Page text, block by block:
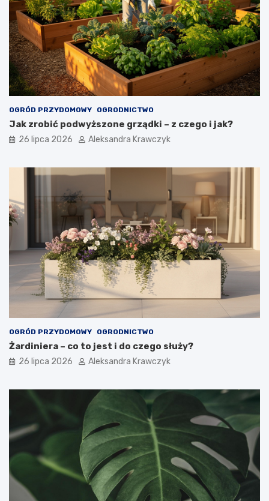
OGRÓD PRZYDOMOWY OGRODNICTWO
Jak zrobić podwyższone grządki – z czego i jak?
26 lipca 2026 Aleksandra Krawczyk
OGRÓD PRZYDOMOWY OGRODNICTWO
Żardiniera – co to jest i do czego służy?
26 lipca 2026 Aleksandra Krawczyk